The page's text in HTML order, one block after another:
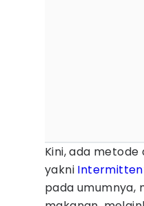
Kini, ada
yakni
pada umumnya,